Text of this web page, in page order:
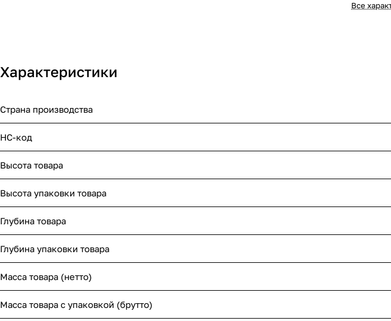
Все
Характеристики
Страна производства
НС-код
Высота товара
Высота упаковки товара
Глубина товара
Глубина упаковки товара
Масса товара (нетто)
Масса товара с упаковкой (брутто)